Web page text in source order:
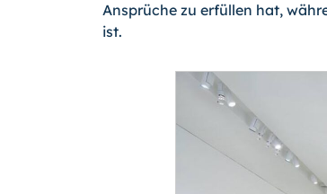
Ansprüche zu erfüllen hat,
ist.